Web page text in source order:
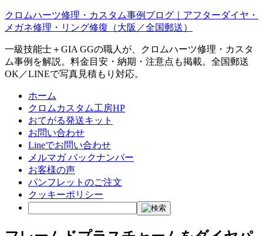
クロムハーツ修理・カスタム事例ブログ｜アフターダイヤ・
メガネ修理・リング修復（大阪／全国郵送）
一級技能士＋GIA GGの職人が、クロムハーツ修理・カスタ
ム事例を解説。料金目安・納期・注意点も掲載。全国郵送
OK／LINEで写真見積もり対応。
ホーム
クロムカスタム工房HP
おてがる発送キット
お問い合わせ
Lineでお問い合わせ
メルマガ バックナンバー
お客様の声
パンフレットのご注文
クッキーポリシー